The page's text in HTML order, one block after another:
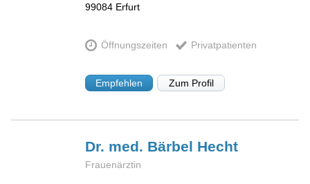
99084 Erfurt
Öffnungszeiten Privatpatienten
Empfehlen Zum Profil
Dr. med. Bärbel Hecht
Frauenärztin